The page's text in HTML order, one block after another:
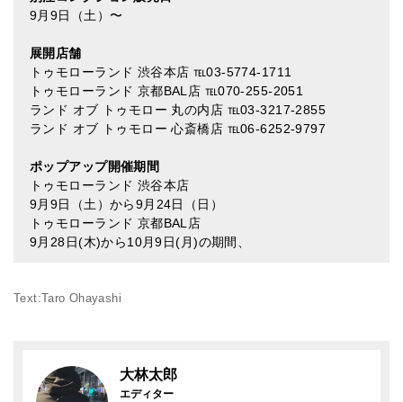
9月9日（土）〜
展開店舗
トゥモローランド 渋谷本店 ℡03-5774-1711
トゥモローランド 京都BAL店 ℡070-255-2051
ランド オブ トゥモロー 丸の内店 ℡03-3217-2855
ランド オブ トゥモロー 心斎橋店 ℡06-6252-9797
ポップアップ開催期間
トゥモローランド 渋谷本店
9月9日（土）から9月24日（日）
トゥモローランド 京都BAL店
9月28日(木)から10月9日(月)の期間、
Text:Taro Ohayashi
大林太郎
エディター